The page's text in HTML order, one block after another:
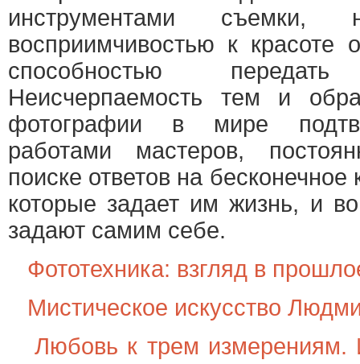
инструментами
восприимчивостью к
способностью
Неисчерпаемость тем и
фотографии в мире
работами мастеров,
поиске ответов на бесконечное
которые задает им жизнь, и
задают самим себе.
Фототехника: взгляд в
Мистическое искусство
Любовь к трем измерениям.